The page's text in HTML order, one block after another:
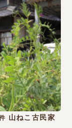
山ねこ古民家